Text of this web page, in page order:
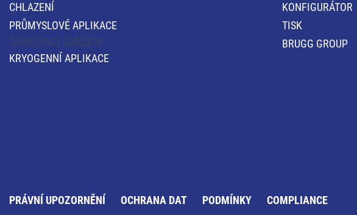
CHLAZENÍ
PRŮMYSLOVÉ APLIKACE
TANKOVACÍ ZAŘÍZENÍ
KRYOGENNÍ APLIKACE
KONFIGURÁTOR
TISK
BRUGG GROUP
PRÁVNÍ UPOZORNĚNÍ OCHRANA DAT PODMÍNKY COMPLIANCE